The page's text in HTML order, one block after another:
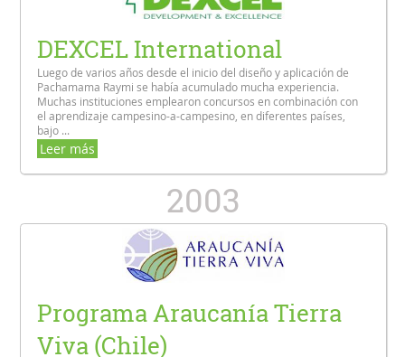
DEXCEL International
Luego de varios años desde el inicio del diseño y aplicación de
Pachamama Raymi se había acumulado mucha experiencia.
Muchas instituciones emplearon concursos en combinación con
el aprendizaje campesino-a-campesino, en diferentes países,
bajo ...
Leer más
2003
Programa Araucanía Tierra
Viva (Chile)